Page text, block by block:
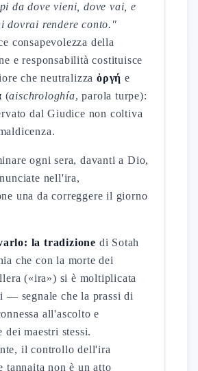
da dove vieni, dove vai, e
dovrai rendere conto."
consapevolezza della
e responsabilità costituisce
che neutralizzaὀργή e
(aischrologhía, parola turpe):
dal Giudice non coltiva
ogni sera, davanti a Dio,
nell'ira,
una da correggere il giorno
la tradizione di Sotah
che con la morte dei
(«ira») si è moltiplicata
— segnale che la prassi di
all'ascolto e
maestri stessi.
il controllo dell'ira
tannaita non è un atto